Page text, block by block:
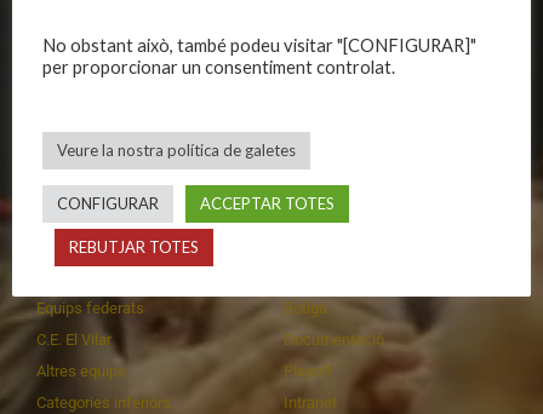
Política de privadesa
Política de galetes
C.E. El Vilar
CALENDARIS
Primer Equip Masculí
Equips federats
C.E. El Vilar
Altres equips
Categories inferiors
INFORMACIONS
Botiga
Documentació
Playoff
Intranet
No obstant això, també podeu visitar "[CONFIGURAR]"
per proporcionar un consentiment controlat.
Veure la nostra política de galetes
CONFIGURAR ACCEPTAR TOTES
REBUTJAR TOTES